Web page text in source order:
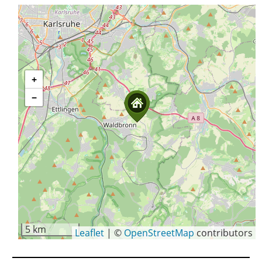
+
−
5 km Leaflet | © OpenStreetMap contributors